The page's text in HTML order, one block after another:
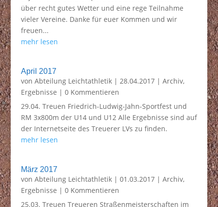
über recht gutes Wetter und eine rege Teilnahme
vieler Vereine. Danke für euer Kommen und wir
freuen...
mehr lesen
April 2017
von Abteilung Leichtathletik| 28.04.2017| Archiv,
Ergebnisse | 0 Kommentieren
29.04. Treuen Friedrich-Ludwig-Jahn-Sportfest und
RM 3x800m der U14 und U12 Alle Ergebnisse sind auf
der Internetseite des Treuerer LVs zu finden.
mehr lesen
März 2017
von Abteilung Leichtathletik| 01.03.2017| Archiv,
Ergebnisse | 0 Kommentieren
25.03. Treuen Treueren Straßenmeisterschaften im